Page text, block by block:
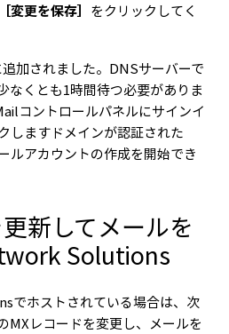
［変更を保存］ をクリックしてく
加されました。DNSサーバーで
なくとも1時間待つ必要がありま
コントロールパネルにサインイ
しますドメインが認証された
ルアカウントの作成を開始でき
新してメールを
Solutions
ホストされている場合は、次
MXレコードを変更し、メールを